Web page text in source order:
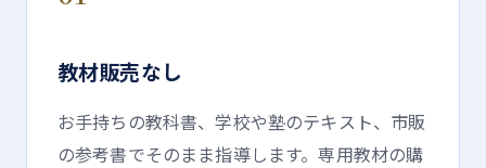
教材販売なし
お手持ちの教科書、学校や塾のテキスト、市販
の参考書でそのまま指導します。専用教材の購